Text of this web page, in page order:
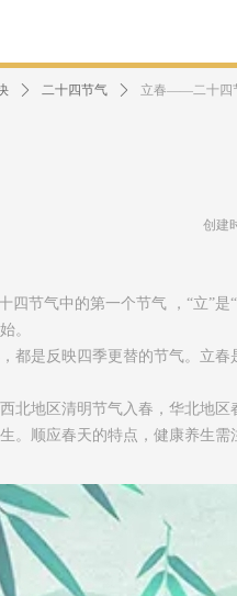
ꄲ 二十四节气 ꄲ 立春——二十四
创建
四节气中的第一个节气 ，“立”
。
都是反映四季更替的节气。立
北地区清明节气入春，华北地
。顺应春天的特点，健康养生